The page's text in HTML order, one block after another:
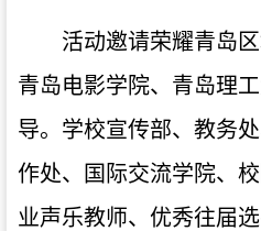
活动邀请荣耀青岛
青岛电影学院、青岛理
导。学校宣传部、教务
作处、国际交流学院、
业声乐教师、优秀往届